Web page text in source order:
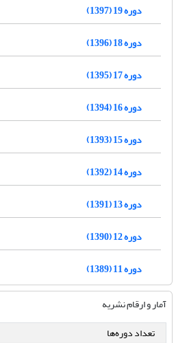
دوره 19 (1397)
دوره 18 (1396)
دوره 17 (1395)
دوره 16 (1394)
دوره 15 (1393)
دوره 14 (1392)
دوره 13 (1391)
دوره 12 (1390)
دوره 11 (1389)
آمار و ارقام نشریه
تعداد دوره‌ها